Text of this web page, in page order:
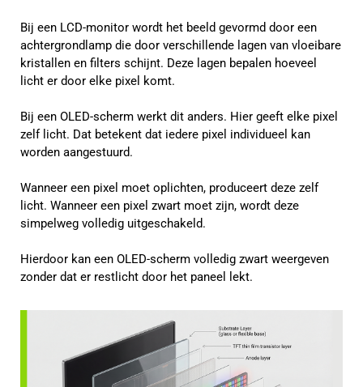
Bij een LCD-monitor wordt het beeld gevormd door een
achtergrondlamp die door verschillende lagen van vloeibare
kristallen en filters schijnt. Deze lagen bepalen hoeveel
licht er door elke pixel komt.
Bij een OLED-scherm werkt dit anders. Hier geeft elke pixel
zelf licht. Dat betekent dat iedere pixel individueel kan
worden aangestuurd.
Wanneer een pixel moet oplichten, produceert deze zelf
licht. Wanneer een pixel zwart moet zijn, wordt deze
simpelweg volledig uitgeschakeld.
Hierdoor kan een OLED-scherm volledig zwart weergeven
zonder dat er restlicht door het paneel lekt.